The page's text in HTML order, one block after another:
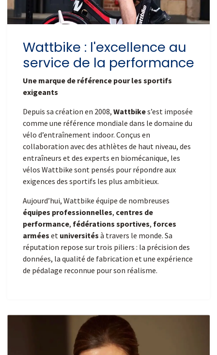
Wattbike : l'excellence au
service de la performance
Une marque de référence pour les sportifs
exigeants
Depuis sa création en 2008, Wattbikes’est imposée
comme une référence mondiale dans le domaine du
vélo d’entraînement indoor. Conçus en
collaboration avec des athlètes de haut niveau, des
entraîneurs et des experts en biomécanique, les
vélos Wattbike sont pensés pour répondre aux
exigences des sportifs les plus ambitieux.
Aujourd’hui, Wattbike équipe de nombreuses
équipes professionnelles, centres de
performance, fédérations sportives, forces
armées et universités à travers le monde. Sa
réputation repose sur trois piliers : la précision des
données, la qualité de fabrication et une expérience
de pédalage reconnue pour son réalisme.